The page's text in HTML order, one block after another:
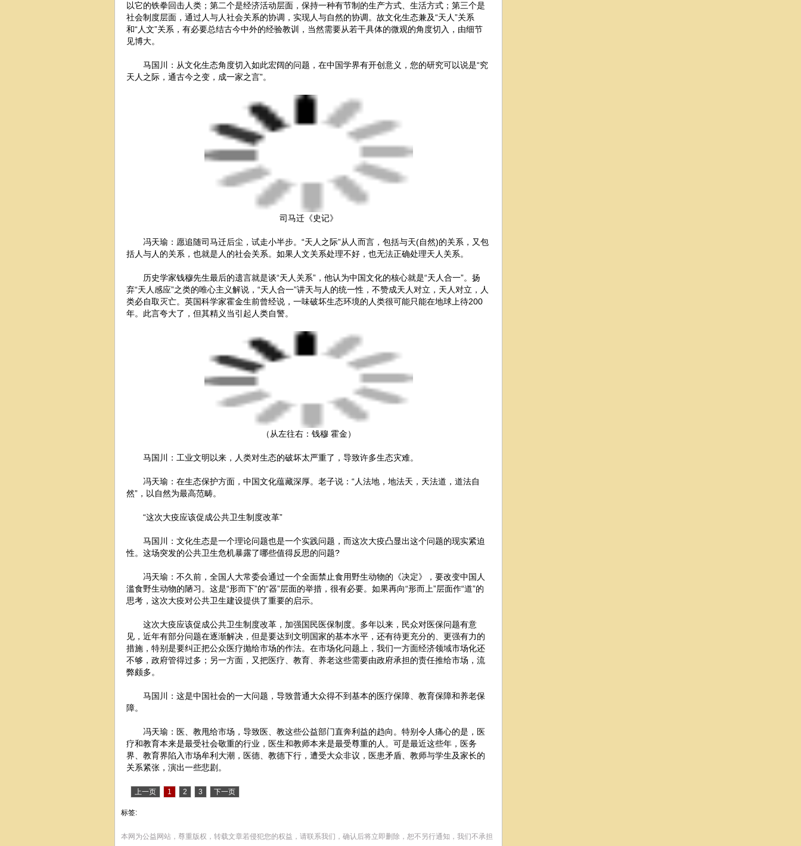
以它的铁拳回击人类；第二个是经济活动层面，保持一种有节制的生产方式、生活方式；第三个是
社会制度层面，通过人与人社会关系的协调，实现人与自然的协调。故文化生态兼及“天人”关系
和“人文”关系，有必要总结古今中外的经验教训，当然需要从若干具体的微观的角度切入，由细节
见博大。
马国川：从文化生态角度切入如此宏阔的问题，在中国学界有开创意义，您的研究可以说是“究
天人之际，通古今之变，成一家之言”。
司马迁《史记》
冯天瑜：愿追随司马迁后尘，试走小半步。“天人之际”从人而言，包括与天(自然)的关系，又包
括人与人的关系，也就是人的社会关系。如果人文关系处理不好，也无法正确处理天人关系。
历史学家钱穆先生最后的遗言就是谈“天人关系”，他认为中国文化的核心就是“天人合一”。扬
弃“天人感应”之类的唯心主义解说，“天人合一”讲天与人的统一性，不赞成天人对立，天人对立，人
类必自取灭亡。英国科学家霍金生前曾经说，一味破坏生态环境的人类很可能只能在地球上待200
年。此言夸大了，但其精义当引起人类自警。
（从左往右：钱穆 霍金）
马国川：工业文明以来，人类对生态的破坏太严重了，导致许多生态灾难。
冯天瑜：在生态保护方面，中国文化蕴藏深厚。老子说：“人法地，地法天，天法道，道法自
然”，以自然为最高范畴。
“这次大疫应该促成公共卫生制度改革”
马国川：文化生态是一个理论问题也是一个实践问题，而这次大疫凸显出这个问题的现实紧迫
性。这场突发的公共卫生危机暴露了哪些值得反思的问题?
冯天瑜：不久前，全国人大常委会通过一个全面禁止食用野生动物的《决定》，要改变中国人
滥食野生动物的陋习。这是“形而下”的“器”层面的举措，很有必要。如果再向“形而上”层面作“道”的
思考，这次大疫对公共卫生建设提供了重要的启示。
这次大疫应该促成公共卫生制度改革，加强国民医保制度。多年以来，民众对医保问题有意
见，近年有部分问题在逐渐解决，但是要达到文明国家的基本水平，还有待更充分的、更强有力的
措施，特别是要纠正把公众医疗抛给市场的作法。在市场化问题上，我们一方面经济领域市场化还
不够，政府管得过多；另一方面，又把医疗、教育、养老这些需要由政府承担的责任推给市场，流
弊颇多。
马国川：这是中国社会的一大问题，导致普通大众得不到基本的医疗保障、教育保障和养老保
障。
冯天瑜：医、教甩给市场，导致医、教这些公益部门直奔利益的趋向。特别令人痛心的是，医
疗和教育本来是最受社会敬重的行业，医生和教师本来是最受尊重的人。可是最近这些年，医务
界、教育界陷入市场牟利大潮，医德、教德下行，遭受大众非议，医患矛盾、教师与学生及家长的
关系紧张，演出一些悲剧。
上一页 1 2 3 下一页
标签:
本网为公益网站，尊重版权，转载文章若侵犯您的权益，请联系我们，确认后将立即删除，恕不另行通知，我们不承担